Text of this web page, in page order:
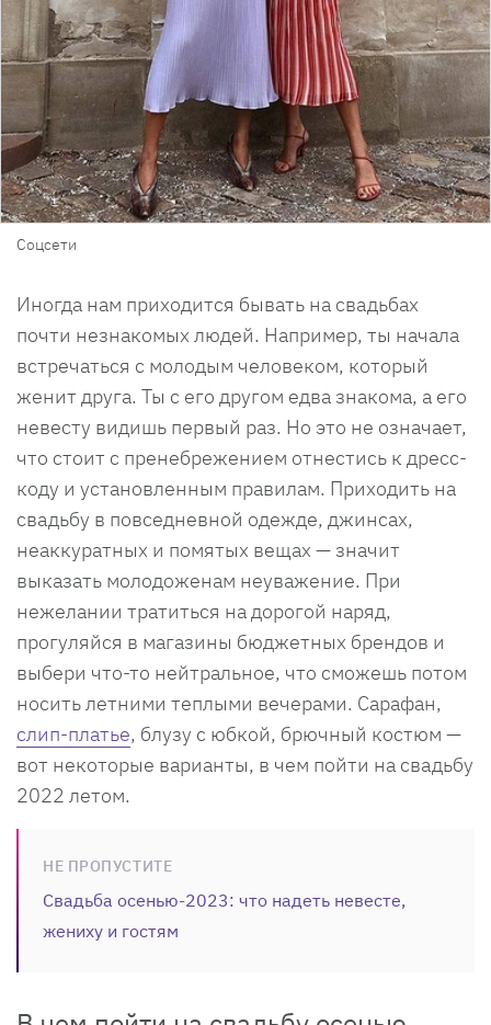
Соцсети
Иногда нам приходится бывать на свадьбах
почти незнакомых людей. Например, ты начала
встречаться с молодым человеком, который
женит друга. Ты с его другом едва знакома, а его
невесту видишь первый раз. Но это не означает,
что стоит с пренебрежением отнестись к дресс-
коду и установленным правилам. Приходить на
свадьбу в повседневной одежде, джинсах,
неаккуратных и помятых вещах — значит
выказать молодоженам неуважение. При
нежелании тратиться на дорогой наряд,
прогуляйся в магазины бюджетных брендов и
выбери что-то нейтральное, что сможешь потом
носить летними теплыми вечерами. Сарафан,
слип-платье, блузу с юбкой, брючный костюм —
вот некоторые варианты, в чем пойти на свадьбу
2022 летом.
НЕ ПРОПУСТИТЕ
Свадьба осенью-2023: что надеть невесте,
жениху и гостям